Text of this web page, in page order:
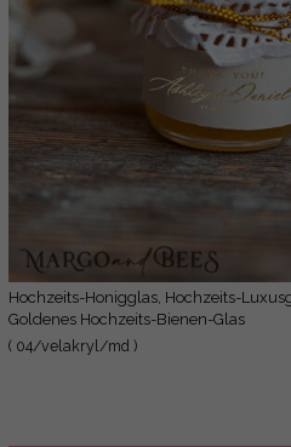
Hochzeits-Honigglas, Hochzeits-Luxusgeschenk,
Goldenes Hochzeits-Bienen-Glas
( 04/velakryl/md )